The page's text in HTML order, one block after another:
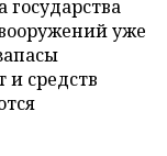
уже
и средств